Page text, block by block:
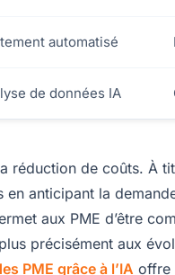
automatisé
de données IA
réduction de coûts. À
anticipant la
aux PME d’être
précisément aux
PME grâce à l’IA offre